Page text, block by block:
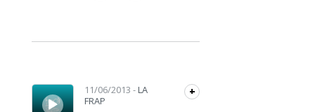
Lecteur audio 11/06/2013 - LA
FRAP
+